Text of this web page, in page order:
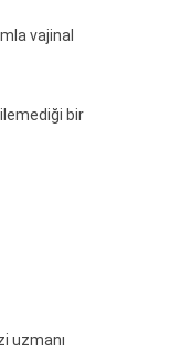
vajinal
bir
uzmanı